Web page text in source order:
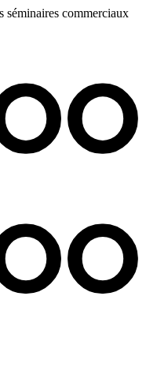
séminaires commerciaux